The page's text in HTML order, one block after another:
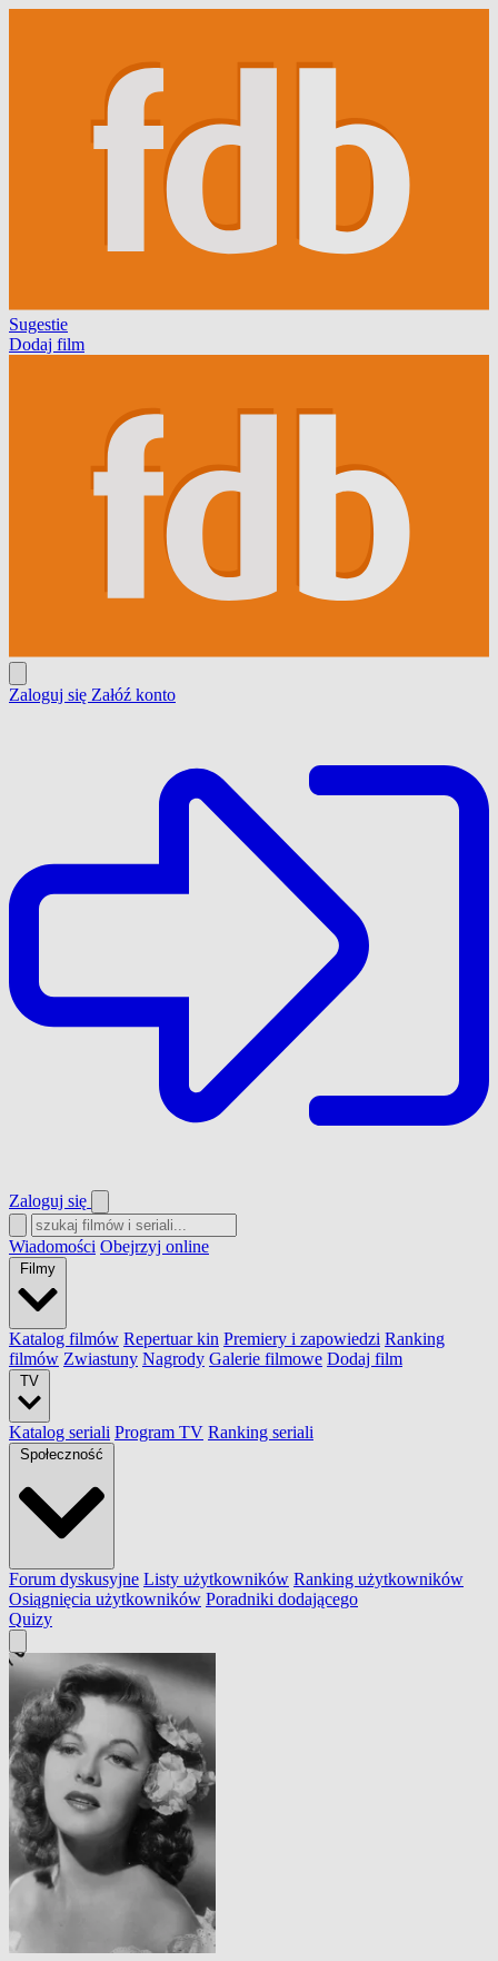
Sugestie
Dodaj film
Zaloguj się Załóź konto
Zaloguj się
Wiadomości Obejrzyj online
Filmy
Katalog filmów Repertuar kin Premiery i zapowiedzi Ranking
filmów Zwiastuny Nagrody Galerie filmowe Dodaj film
TV
Katalog seriali Program TV Ranking seriali
Społeczność
Forum dyskusyjne Listy użytkowników Ranking użytkowników
Osiągnięcia użytkowników Poradniki dodającego
Quizy